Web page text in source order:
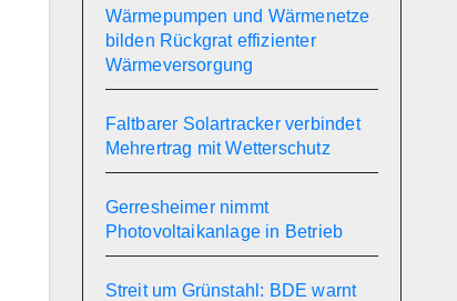
Wärmepumpen und Wärmenetze
bilden Rückgrat effizienter
Wärmeversorgung
Faltbarer Solartracker verbindet
Mehrertrag mit Wetterschutz
Gerresheimer nimmt
Photovoltaikanlage in Betrieb
Streit um Grünstahl: BDE warnt